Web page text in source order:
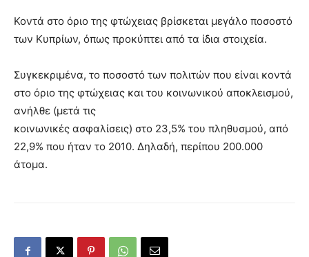
Κοντά στο όριο της φτώχειας βρίσκεται μεγάλο ποσοστό
των Κυπρίων, όπως προκύπτει από τα ίδια στοιχεία.
Συγκεκριμένα, το ποσοστό των πολιτών που είναι κοντά
στο όριο της φτώχειας και του κοινωνικού αποκλεισμού,
ανήλθε (μετά τις
κοινωνικές ασφαλίσεις) στο 23,5% του πληθυσμού, από
22,9% που ήταν το 2010. Δηλαδή, περίπου 200.000
άτομα.